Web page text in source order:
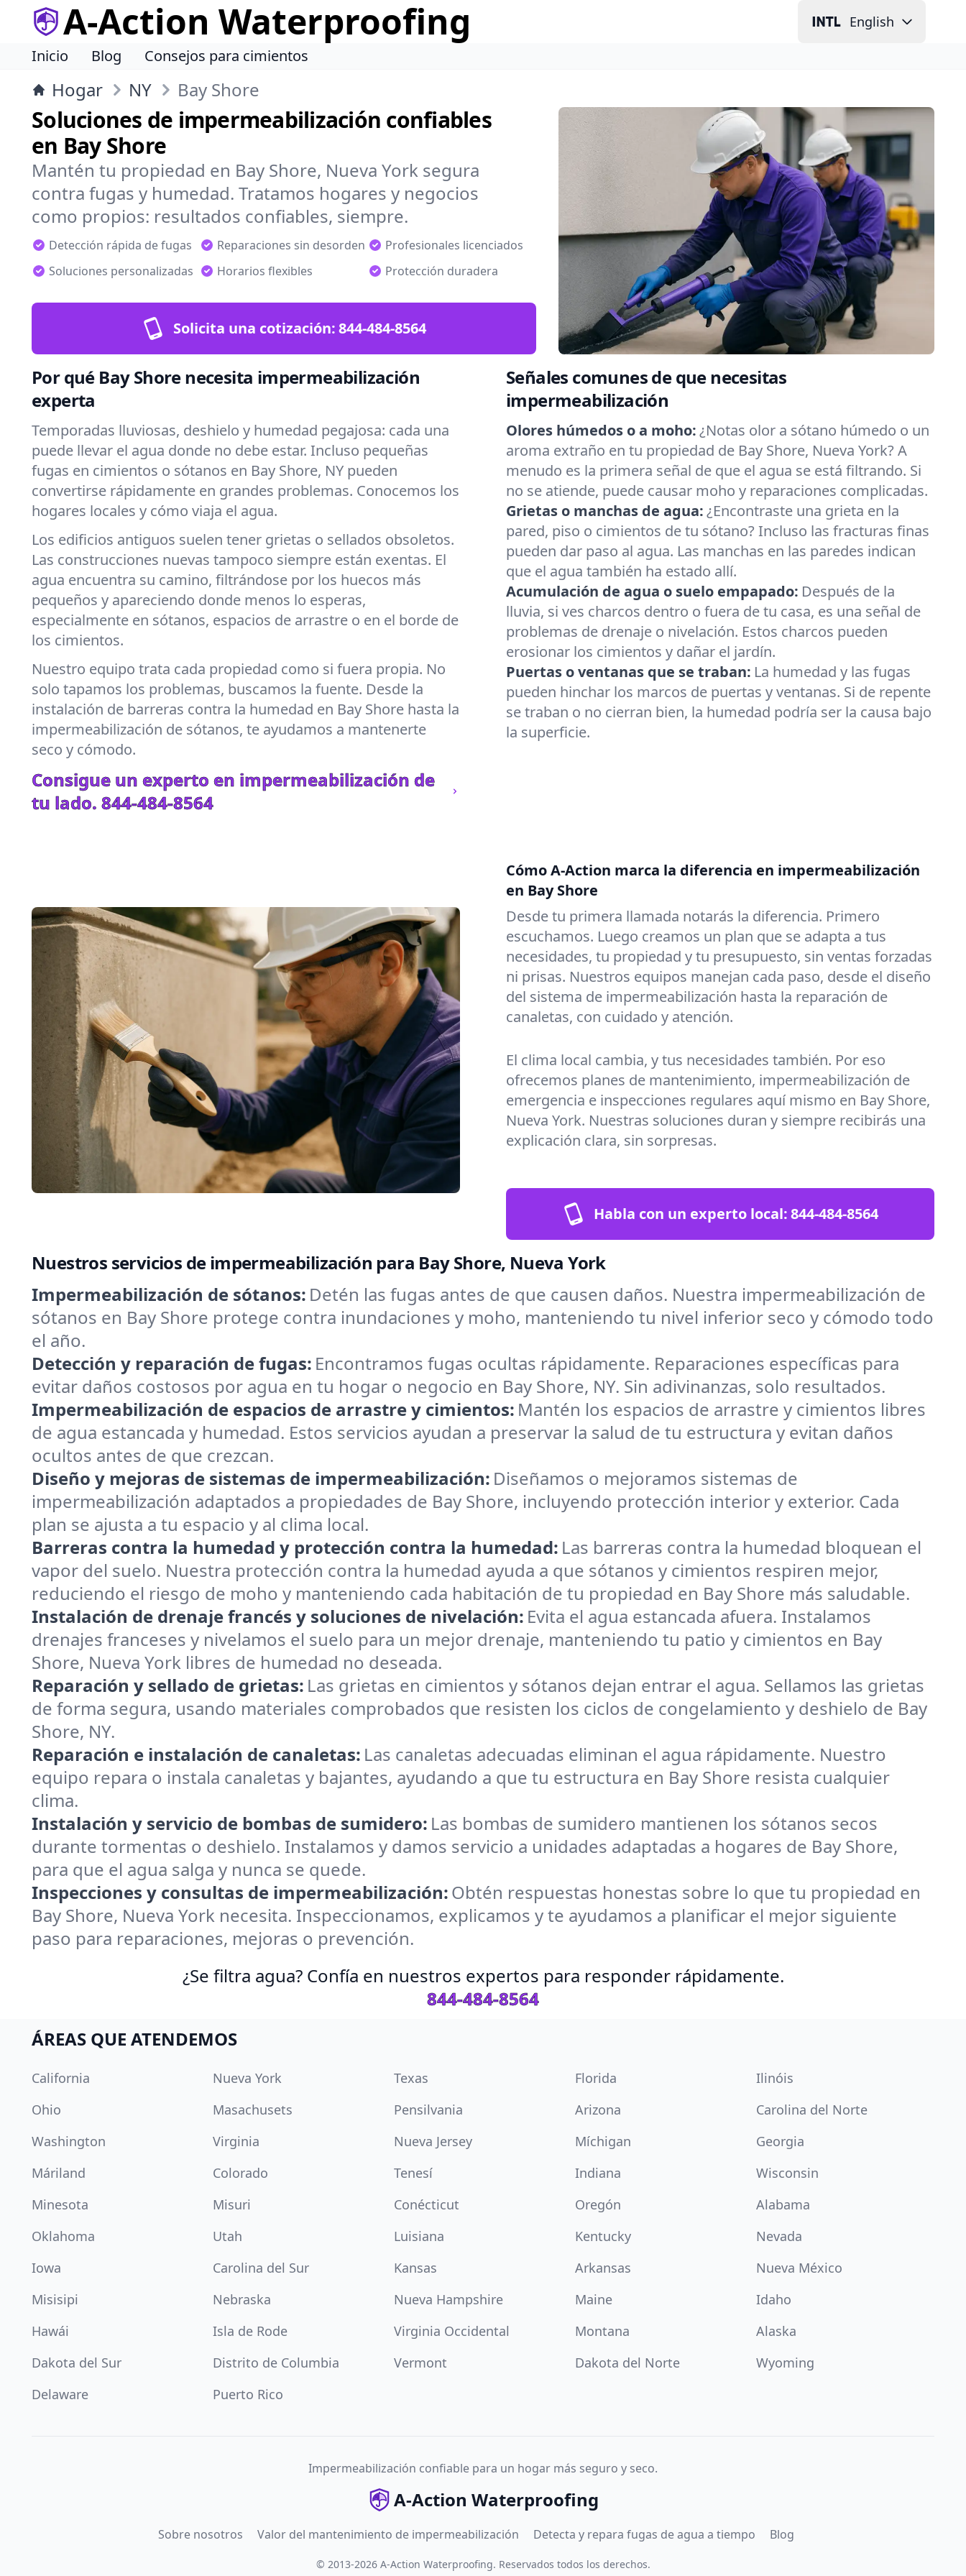
A-Action Waterproofing English
Inicio Blog Consejos para cimientos
Hogar NY Bay Shore
Soluciones de impermeabilización confiables
en Bay Shore
Mantén tu propiedad en Bay Shore, Nueva York segura
contra fugas y humedad. Tratamos hogares y negocios
como propios: resultados confiables, siempre.
Detección rápida de fugas Reparaciones sin desorden
Profesionales licenciados
Soluciones personalizadas
Horarios flexibles Protección duradera
Solicita una cotización:844-484-8564
Por qué Bay Shore necesita impermeabilización
experta
Temporadas lluviosas, deshielo y humedad pegajosa: cada una
puede llevar el agua donde no debe estar. Incluso pequeñas
fugas en cimientos o sótanos en Bay Shore, NY pueden
convertirse rápidamente en grandes problemas. Conocemos los
hogares locales y cómo viaja el agua.
Los edificios antiguos suelen tener grietas o sellados obsoletos.
Las construcciones nuevas tampoco siempre están exentas. El
agua encuentra su camino, filtrándose por los huecos más
pequeños y apareciendo donde menos lo esperas,
especialmente en sótanos, espacios de arrastre o en el borde de
los cimientos.
Nuestro equipo trata cada propiedad como si fuera propia. No
solo tapamos los problemas, buscamos la fuente. Desde la
instalación de barreras contra la humedad en Bay Shore hasta la
impermeabilización de sótanos, te ayudamos a mantenerte
seco y cómodo.
Consigue un experto en impermeabilización de
tu lado. 844-484-8564
Señales comunes de que necesitas
impermeabilización
Olores húmedos o a moho:¿Notas olor a sótano húmedo o un
aroma extraño en tu propiedad de Bay Shore, Nueva York? A
menudo es la primera señal de que el agua se está filtrando. Si
no se atiende, puede causar moho y reparaciones complicadas.
Grietas o manchas de agua:¿Encontraste una grieta en la
pared, piso o cimientos de tu sótano? Incluso las fracturas finas
pueden dar paso al agua. Las manchas en las paredes indican
que el agua también ha estado allí.
Acumulación de agua o suelo empapado: Después de la
lluvia, si ves charcos dentro o fuera de tu casa, es una señal de
problemas de drenaje o nivelación. Estos charcos pueden
erosionar los cimientos y dañar el jardín.
Puertas o ventanas que se traban: La humedad y las fugas
pueden hinchar los marcos de puertas y ventanas. Si de repente
se traban o no cierran bien, la humedad podría ser la causa bajo
la superficie.
Cómo A-Action marca la diferencia en impermeabilización
en Bay Shore
Desde tu primera llamada notarás la diferencia. Primero
escuchamos. Luego creamos un plan que se adapta a tus
necesidades, tu propiedad y tu presupuesto, sin ventas forzadas
ni prisas. Nuestros equipos manejan cada paso, desde el diseño
del sistema de impermeabilización hasta la reparación de
canaletas, con cuidado y atención.
El clima local cambia, y tus necesidades también. Por eso
ofrecemos planes de mantenimiento, impermeabilización de
emergencia e inspecciones regulares aquí mismo en Bay Shore,
Nueva York. Nuestras soluciones duran y siempre recibirás una
explicación clara, sin sorpresas.
Habla con un experto local:844-484-8564
Nuestros servicios de impermeabilización para Bay Shore, Nueva York
Impermeabilización de sótanos: Detén las fugas antes de que causen daños. Nuestra impermeabilización de
sótanos en Bay Shore protege contra inundaciones y moho, manteniendo tu nivel inferior seco y cómodo todo
el año.
Detección y reparación de fugas: Encontramos fugas ocultas rápidamente. Reparaciones específicas para
evitar daños costosos por agua en tu hogar o negocio en Bay Shore, NY. Sin adivinanzas, solo resultados.
Impermeabilización de espacios de arrastre y cimientos: Mantén los espacios de arrastre y cimientos libres
de agua estancada y humedad. Estos servicios ayudan a preservar la salud de tu estructura y evitan daños
ocultos antes de que crezcan.
Diseño y mejoras de sistemas de impermeabilización: Diseñamos o mejoramos sistemas de
impermeabilización adaptados a propiedades de Bay Shore, incluyendo protección interior y exterior. Cada
plan se ajusta a tu espacio y al clima local.
Barreras contra la humedad y protección contra la humedad: Las barreras contra la humedad bloquean el
vapor del suelo. Nuestra protección contra la humedad ayuda a que sótanos y cimientos respiren mejor,
reduciendo el riesgo de moho y manteniendo cada habitación de tu propiedad en Bay Shore más saludable.
Instalación de drenaje francés y soluciones de nivelación: Evita el agua estancada afuera. Instalamos
drenajes franceses y nivelamos el suelo para un mejor drenaje, manteniendo tu patio y cimientos en Bay
Shore, Nueva York libres de humedad no deseada.
Reparación y sellado de grietas: Las grietas en cimientos y sótanos dejan entrar el agua. Sellamos las grietas
de forma segura, usando materiales comprobados que resisten los ciclos de congelamiento y deshielo de Bay
Shore, NY.
Reparación e instalación de canaletas: Las canaletas adecuadas eliminan el agua rápidamente. Nuestro
equipo repara o instala canaletas y bajantes, ayudando a que tu estructura en Bay Shore resista cualquier
clima.
Instalación y servicio de bombas de sumidero: Las bombas de sumidero mantienen los sótanos secos
durante tormentas o deshielo. Instalamos y damos servicio a unidades adaptadas a hogares de Bay Shore,
para que el agua salga y nunca se quede.
Inspecciones y consultas de impermeabilización:Obtén respuestas honestas sobre lo que tu propiedad en
Bay Shore, Nueva York necesita. Inspeccionamos, explicamos y te ayudamos a planificar el mejor siguiente
paso para reparaciones, mejoras o prevención.
¿Se filtra agua? Confía en nuestros expertos para responder rápidamente.
844-484-8564
ÁREAS QUE ATENDEMOS
California Nueva York Texas Florida
Ilinóis
Ohio
Masachusets Pensilvania Arizona
Carolina del Norte
Washington
Virginia Nueva Jersey Míchigan
Georgia
Máriland
Colorado Tenesí Indiana
Wisconsin
Minesota
Misuri Conécticut Oregón
Alabama
Oklahoma
Utah Luisiana Kentucky
Nevada
Iowa
Carolina del Sur Kansas Arkansas
Nueva México
Misisipi
Nebraska Nueva Hampshire Maine
Idaho
Hawái
Isla de Rode Virginia Occidental Montana
Alaska
Dakota del Sur
Distrito de Columbia Vermont Dakota del Norte
Wyoming
Delaware
Puerto Rico
Impermeabilización confiable para un hogar más seguro y seco.
A-Action Waterproofing
Sobre nosotros Valor del mantenimiento de impermeabilización Detecta y repara fugas de agua a tiempo Blog
© 2013-2026 A-Action Waterproofing. Reservados todos los derechos.